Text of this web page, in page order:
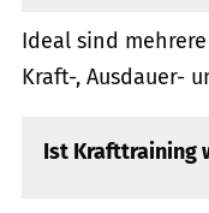
Ideal sind
Kraft-, Ausdauer-
Ist Krafttraining